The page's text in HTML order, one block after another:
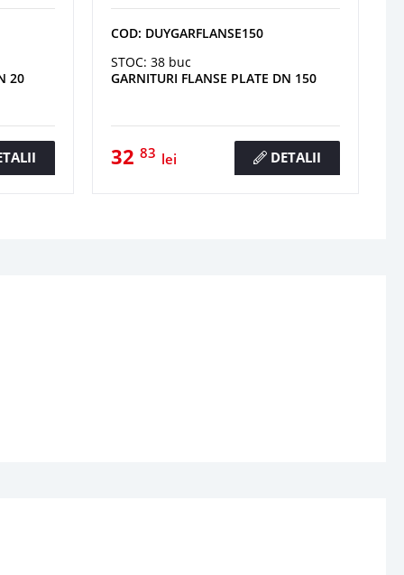
20
COD: DUYGARFLANSE150
STOC: 38 buc
GARNITURI FLANSE PLATE DN 150
32 83 lei DETALII